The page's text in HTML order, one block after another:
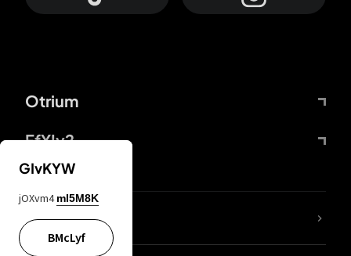
Otrium
FfYIy2
KIjvtr
GIvKYW
jOXvm4 mI5M8K
BMcLyf